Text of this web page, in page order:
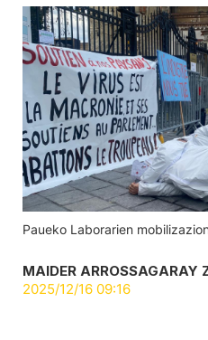
Paueko Laborarien
MAIDER ARROSSAGARAY
2025/12/16 09:16